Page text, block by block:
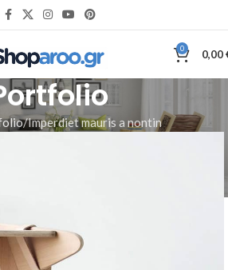
0 0,00
Imperdiet mauris a nontin